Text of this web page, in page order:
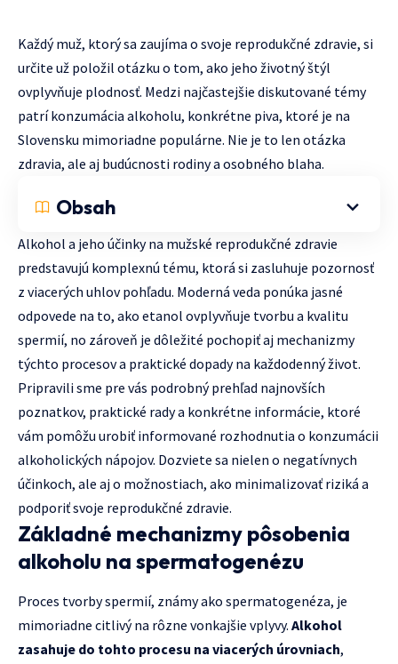
Každý muž, ktorý sa zaujíma o svoje reprodukčné zdravie, si
určite už položil otázku o tom, ako jeho životný štýl
ovplyvňuje plodnosť. Medzi najčastejšie diskutované témy
patrí konzumácia alkoholu, konkrétne piva, ktoré je na
Slovensku mimoriadne populárne. Nie je to len otázka
zdravia, ale aj budúcnosti rodiny a osobného blaha.
Obsah
Alkohol a jeho účinky na mužské reprodukčné zdravie
predstavujú komplexnú tému, ktorá si zasluhuje pozornosť
z viacerých uhlov pohľadu. Moderná veda ponúka jasné
odpovede na to, ako etanol ovplyvňuje tvorbu a kvalitu
spermií, no zároveň je dôležité pochopiť aj mechanizmy
týchto procesov a praktické dopady na každodenný život.
Pripravili sme pre vás podrobný prehľad najnovších
poznatkov, praktické rady a konkrétne informácie, ktoré
vám pomôžu urobiť informované rozhodnutia o konzumácii
alkoholických nápojov. Dozviete sa nielen o negatívnych
účinkoch, ale aj o možnostiach, ako minimalizovať riziká a
podporiť svoje reprodukčné zdravie.
Základné mechanizmy pôsobenia
alkoholu na spermatogenézu
Proces tvorby spermií, známy ako spermatogenéza, je
mimoriadne citlivý na rôzne vonkajšie vplyvy. Alkohol
zasahuje do tohto procesu na viacerých úrovniach,